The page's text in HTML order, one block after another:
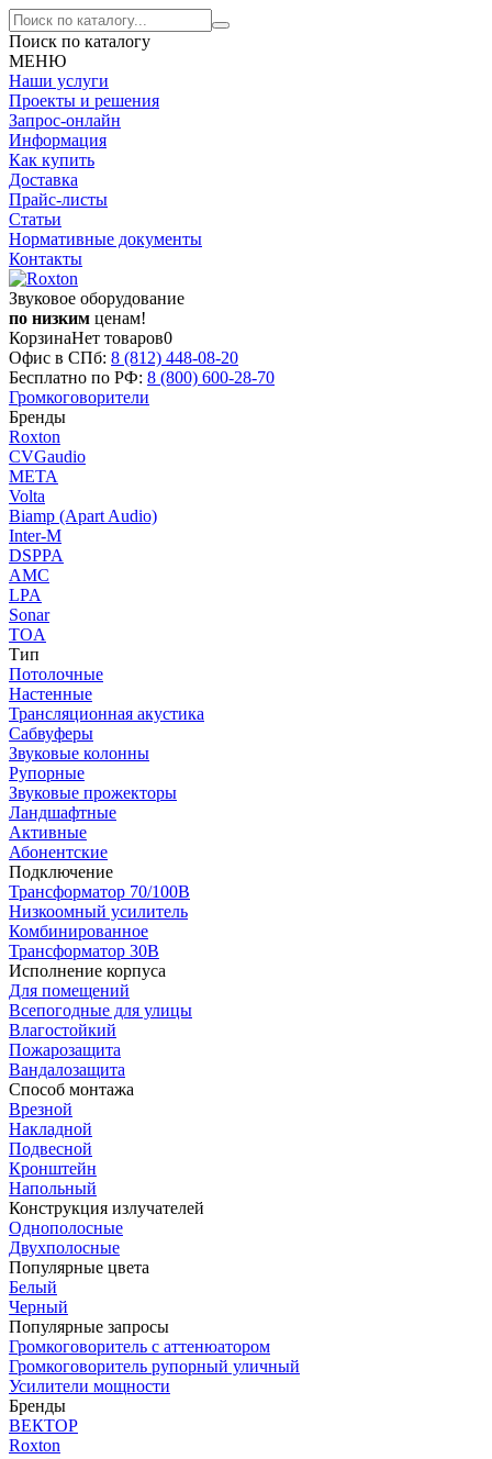
Поиск по каталогу
МЕНЮ
Наши услуги
Проекты и решения
Запрос-онлайн
Информация
Как купить
Доставка
Прайс-листы
Статьи
Нормативные документы
Контакты
Звуковое оборудование
по низким ценам!
КорзинаНет товаров0
Офис в СПб: 8 (812) 448-08-20
Бесплатно по РФ: 8 (800) 600-28-70
Громкоговорители
Бренды
Roxton
CVGaudio
МЕТА
Volta
Biamp (Apart Audio)
Inter-M
DSPPA
AMC
LPA
Sonar
TOA
Тип
Потолочные
Настенные
Трансляционная акустика
Сабвуферы
Звуковые колонны
Рупорные
Звуковые прожекторы
Ландшафтные
Активные
Абонентские
Подключение
Трансформатор 70/100В
Низкоомный усилитель
Комбинированное
Трансформатор 30В
Исполнение корпуса
Для помещений
Всепогодные для улицы
Влагостойкий
Пожарозащита
Вандалозащита
Способ монтажа
Врезной
Накладной
Подвесной
Кронштейн
Напольный
Конструкция излучателей
Однополосные
Двухполосные
Популярные цвета
Белый
Черный
Популярные запросы
Громкоговоритель с аттенюатором
Громкоговоритель рупорный уличный
Усилители мощности
Бренды
ВЕКТОР
Roxton